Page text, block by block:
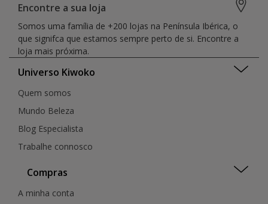
Encontre a sua loja
Somos uma família de +200 lojas na Península Ibérica, o
que signifca que estamos sempre perto de si. Encontre a
loja mais próxima.
Universo Kiwoko
Quem somos
Mundo Beleza
Blog Especialista
Trabalhe connosco
Compras
A minha conta